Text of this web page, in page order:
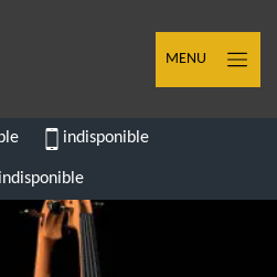
MENU
indisponible
indisponible